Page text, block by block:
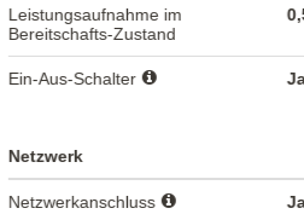
Leistungsaufnahme im
Bereitschafts-Zustand
Ein-Aus-Schalter
Netzwerk
Netzwerkanschluss